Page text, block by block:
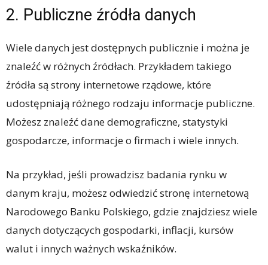
2. Publiczne źródła danych
Wiele danych jest dostępnych publicznie i można je
znaleźć w różnych źródłach. Przykładem takiego
źródła są strony internetowe rządowe, które
udostępniają różnego rodzaju informacje publiczne.
Możesz znaleźć dane demograficzne, statystyki
gospodarcze, informacje o firmach i wiele innych.
Na przykład, jeśli prowadzisz badania rynku w
danym kraju, możesz odwiedzić stronę internetową
Narodowego Banku Polskiego, gdzie znajdziesz wiele
danych dotyczących gospodarki, inflacji, kursów
walut i innych ważnych wskaźników.